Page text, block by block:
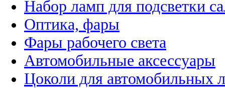
Набор ламп для подсветки
Оптика, фары
Фары рабочего света
Автомобильные аксессуары
Цоколи для автомобильных